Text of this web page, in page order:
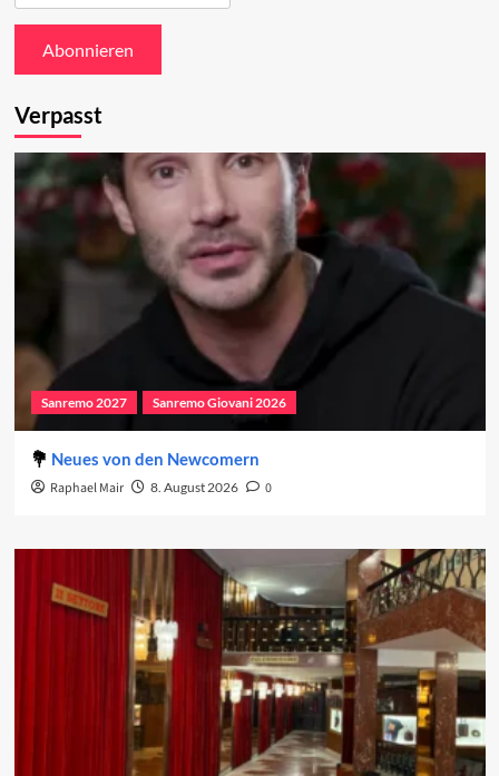
Verpasst
Sanremo 2027 Sanremo Giovani 2026
Neues von den Newcomern
Raphael Mair 8. August 2026 0